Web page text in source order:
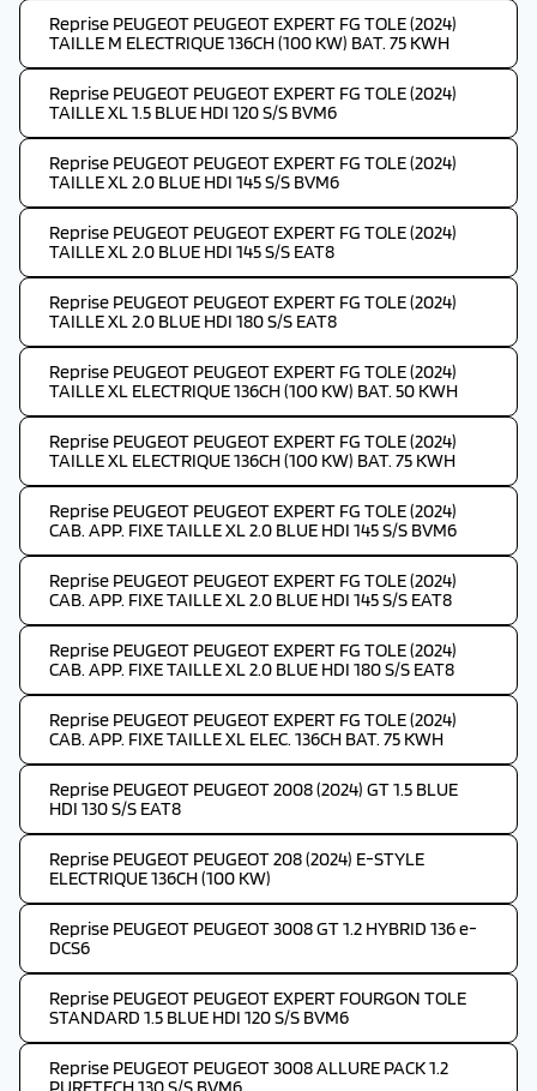
Reprise PEUGEOT PEUGEOT EXPERT FG TOLE (2024)
TAILLE M ELECTRIQUE 136CH (100 KW) BAT. 75 KWH
Reprise PEUGEOT PEUGEOT EXPERT FG TOLE (2024)
TAILLE XL 1.5 BLUE HDI 120 S/S BVM6
Reprise PEUGEOT PEUGEOT EXPERT FG TOLE (2024)
TAILLE XL 2.0 BLUE HDI 145 S/S BVM6
Reprise PEUGEOT PEUGEOT EXPERT FG TOLE (2024)
TAILLE XL 2.0 BLUE HDI 145 S/S EAT8
Reprise PEUGEOT PEUGEOT EXPERT FG TOLE (2024)
TAILLE XL 2.0 BLUE HDI 180 S/S EAT8
Reprise PEUGEOT PEUGEOT EXPERT FG TOLE (2024)
TAILLE XL ELECTRIQUE 136CH (100 KW) BAT. 50 KWH
Reprise PEUGEOT PEUGEOT EXPERT FG TOLE (2024)
TAILLE XL ELECTRIQUE 136CH (100 KW) BAT. 75 KWH
Reprise PEUGEOT PEUGEOT EXPERT FG TOLE (2024)
CAB. APP. FIXE TAILLE XL 2.0 BLUE HDI 145 S/S BVM6
Reprise PEUGEOT PEUGEOT EXPERT FG TOLE (2024)
CAB. APP. FIXE TAILLE XL 2.0 BLUE HDI 145 S/S EAT8
Reprise PEUGEOT PEUGEOT EXPERT FG TOLE (2024)
CAB. APP. FIXE TAILLE XL 2.0 BLUE HDI 180 S/S EAT8
Reprise PEUGEOT PEUGEOT EXPERT FG TOLE (2024)
CAB. APP. FIXE TAILLE XL ELEC. 136CH BAT. 75 KWH
Reprise PEUGEOT PEUGEOT 2008 (2024) GT 1.5 BLUE
HDI 130 S/S EAT8
Reprise PEUGEOT PEUGEOT 208 (2024) E-STYLE
ELECTRIQUE 136CH (100 KW)
Reprise PEUGEOT PEUGEOT 3008 GT 1.2 HYBRID 136 e-
DCS6
Reprise PEUGEOT PEUGEOT EXPERT FOURGON TOLE
STANDARD 1.5 BLUE HDI 120 S/S BVM6
Reprise PEUGEOT PEUGEOT 3008 ALLURE PACK 1.2